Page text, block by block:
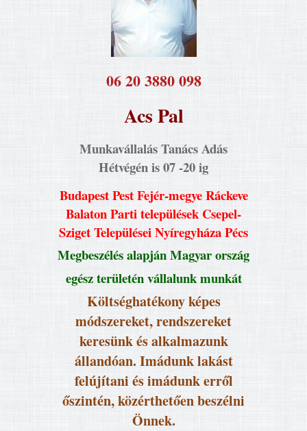
​06 20 3880 098
Acs Pal
Munkavállalás Tanács Adás
Hétvégén is 07 -20 ig
Budapest Pest Fejér-megye Ráckeve
Balaton Parti települések Csepel-
Sziget Települései Nyíregyháza Pécs
Megbeszélés alapján Magyar ország
egész területén vállalunk munkát
Költséghatékony képes
módszereket, rendszereket
keresünk és alkalmazunk
állandóan. Imádunk lakást
felújítani és imádunk erről
őszintén, közérthetően beszélni
Önnek.